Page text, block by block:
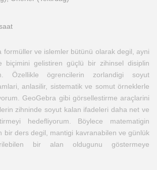
formüller ve islemler bütünü olarak degil, ayni
biçimini gelistiren güçlü bir zihinsel disiplin
Özellikle ögrencilerin zorlandigi soyut
anlasilir, sistematik ve somut örneklerle
GeoGebra gibi görsellestirme araçlarini
zihninde soyut kalan ifadeleri daha net ve
hedefliyorum. Böylece matematigin
bir ders degil, mantigi kavranabilen ve günlük
bir alan oldugunu göstermeye